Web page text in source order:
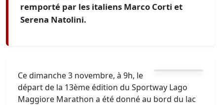
remporté par les italiens Marco Corti et
Serena Natolini.
Ce dimanche 3 novembre, à 9h, le
départ de la 13ème édition du Sportway Lago
Maggiore Marathon a été donné au bord du lac